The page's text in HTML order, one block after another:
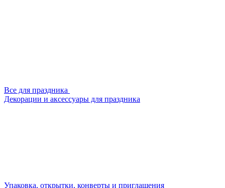
Все для праздника
Декорации и аксессуары для праздника
Упаковка, открытки, конверты и приглашения